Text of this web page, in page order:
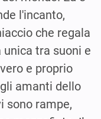
l'incanto,
che regala
tra suoni e
e proprio
amanti dello
sono rampe,